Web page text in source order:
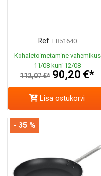
Ref. LR51640
Kohaletoimetamine vahemikus
11/08 kuni 12/08
112,07 €* 90,20 €*
Lisa ostukorvi
- 35 %